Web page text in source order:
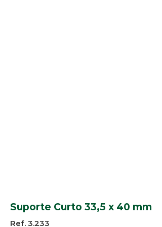
Suporte Curto 33,5 x 40 mm
Ref. 3.233